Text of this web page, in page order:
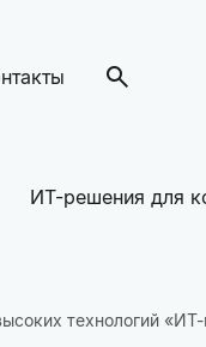
ИТ-решения для
технологий